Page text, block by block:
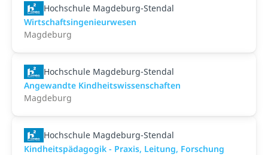
Hochschule Magdeburg-Stendal
Wirtschaftsingenieurwesen
Magdeburg
Hochschule Magdeburg-Stendal
Angewandte Kindheitswissenschaften
Magdeburg
Hochschule Magdeburg-Stendal
Kindheitspädagogik - Praxis, Leitung, Forschung